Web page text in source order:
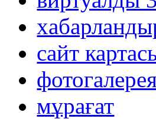
сайт
мұрағат